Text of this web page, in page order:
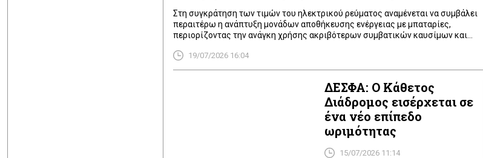
Στη συγκράτηση των τιμών του ηλεκτρικού ρεύματος αναμένεται να συμβάλει
περαιτέρω η ανάπτυξη μονάδων αποθήκευσης ενέργειας με μπαταρίες,
περιορίζοντας την ανάγκη χρήσης ακριβότερων συμβατικών καυσίμων και
στο ηλεκτρικό σύστημα ήταν μηδενική. Σήμερα έχει φθάσει τα 630 μεγαβάτ,
ενώ, σύμφωνα με το κυβερνητικό χρονοδιάγραμμα, αναμένεται να πλησιάσει το
19/07/2026 16:04
ΔΕΣΦΑ: Ο Κάθετος
Διάδρομος εισέρχεται σε
ένα νέο επίπεδο
ωριμότητας
15/07/2026 11:14